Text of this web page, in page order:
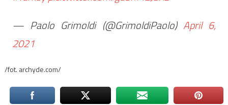
— Paolo Grimoldi (@GrimoldiPaolo) April 6,
2021
/fot. archyde.com/